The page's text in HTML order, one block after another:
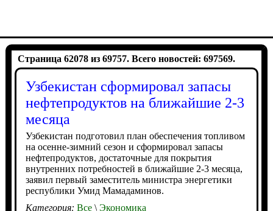
Страница 62078 из 69757. Всего новостей: 697569.
Узбекистан сформировал запасы
нефтепродуктов на ближайшие 2-3
месяца
Узбекистан подготовил план обеспечения топливом
на осенне-зимний сезон и сформировал запасы
нефтепродуктов, достаточные для покрытия
внутренних потребностей в ближайшие 2-3 месяца,
заявил первый заместитель министра энергетики
республики Умид Мамадаминов.
Категория: Все\Экономика